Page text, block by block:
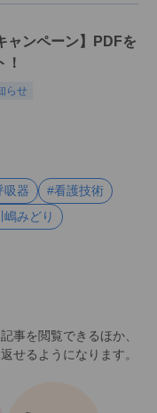
ャンペーン】PDFを
らせ
吸器
#看護技術
嶋みどり
事を閲覧できるほか、
せるようになります。